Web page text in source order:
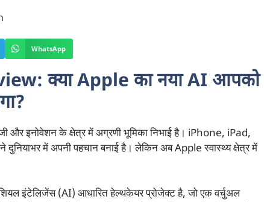
WhatsApp
क्या Apple का नया AI आपको
और इनोवेशन के क्षेत्र में अग्रणी भूमिका निभाई है। iPhone, iPad,
में अपनी पहचान बनाई है।लेकिन अब Apple स्वास्थ्य क्षेत्र में
इंटेलिजेंस (AI) आधारित हेल्थकेयर प्रोजेक्ट है, जो एक वर्चुअल